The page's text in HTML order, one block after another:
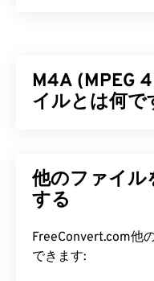
を MPEG-2および
Layer IIまたはDolby
DVR-MSに取って代
WTV ファイ
ばいいですか
M4A (MPEG
イルとは何で
Codec（ALAC）の
ルゴリズムを使用し
べてのオーディオフ
ファイルと最も多く
他のファイル
する
FreeConvert.com他
できます: